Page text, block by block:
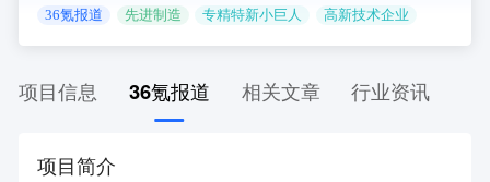
36氪报道 先进制造 专精特新小巨人 高新技术企业
项目信息 36氪报道 相关文章 行业资讯
项目简介